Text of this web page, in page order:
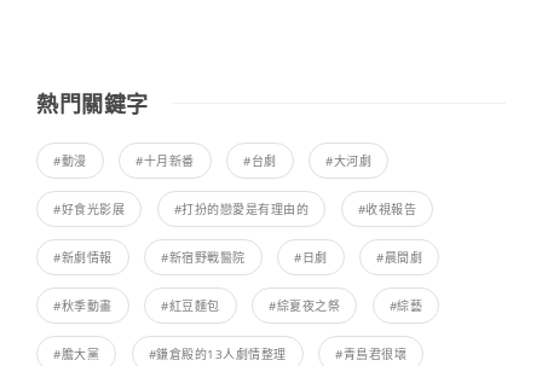
熱門關鍵字
#動漫 #十月新番 #台劇 #大河劇
#好食光影展 #打扮的戀愛是有理由的 #收視報告
#新劇情報 #新宿野戰醫院 #日劇 #晨間劇
#秋季動畫 #紅豆麵包 #綜夏夜之祭 #綜藝
#膽大黨 #鎌倉殿的13人劇情整理 #青島君很壞